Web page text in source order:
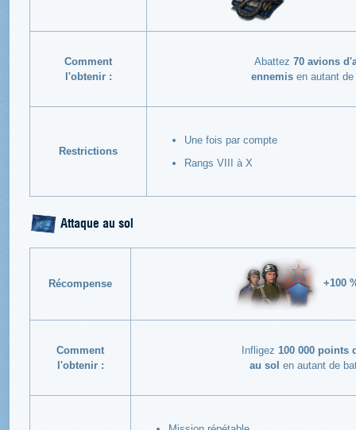
Comment
l'obtenir :
Abattez 70 avions
ennemis en autant
Restrictions
Une fois par compte
Rangs VIII à X
Attaque au sol
Récompense +100
Comment
l'obtenir :
Infligez 100 000 points
au sol en autant de